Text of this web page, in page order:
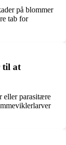
på blommer
tab for
til at
eller parasitære